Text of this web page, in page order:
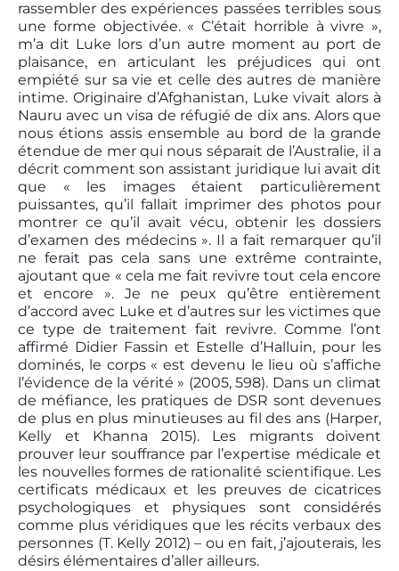
rassembler des expériences passées terribles sous
une forme objectivée. « C’était horrible à vivre »,
m’a dit Luke lors d’un autre moment au port de
plaisance, en articulant les préjudices qui ont
empiété sur sa vie et celle des autres de manière
intime. Originaire d’Afghanistan, Luke vivait alors à
Nauru avec un visa de réfugié de dix ans. Alors que
nous étions assis ensemble au bord de la grande
étendue de mer qui nous séparait de l’Australie, il a
décrit comment son assistant juridique lui avait dit
que « les images étaient particulièrement
puissantes, qu’il fallait imprimer des photos pour
montrer ce qu’il avait vécu, obtenir les dossiers
d’examen des médecins ». Il a fait remarquer qu’il
ne ferait pas cela sans une extrême contrainte,
ajoutant que « cela me fait revivre tout cela encore
et encore ». Je ne peux qu’être entièrement
d’accord avec Luke et d’autres sur les victimes que
ce type de traitement fait revivre. Comme l’ont
affirmé Didier Fassin et Estelle d’Halluin, pour les
dominés, le corps « est devenu le lieu où s’affiche
l’évidence de la vérité » (2005, 598). Dans un climat
de méfiance, les pratiques de DSR sont devenues
de plus en plus minutieuses au fil des ans (Harper,
Kelly et Khanna 2015). Les migrants doivent
prouver leur souffrance par l’expertise médicale et
les nouvelles formes de rationalité scientifique. Les
certificats médicaux et les preuves de cicatrices
psychologiques et physiques sont considérés
comme plus véridiques que les récits verbaux des
personnes (T. Kelly 2012) – ou en fait, j’ajouterais, les
désirs élémentaires d’aller ailleurs.